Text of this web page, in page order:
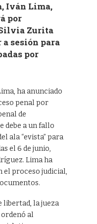
Iván Lima,
por
Zurita
sesión para
por
ha anunciado
penal por
de
debe a un fallo
ala “evista” para
el 6 de junio,
Lima ha
el proceso judicial,
libertad, la jueza
al